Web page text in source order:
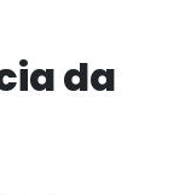
da